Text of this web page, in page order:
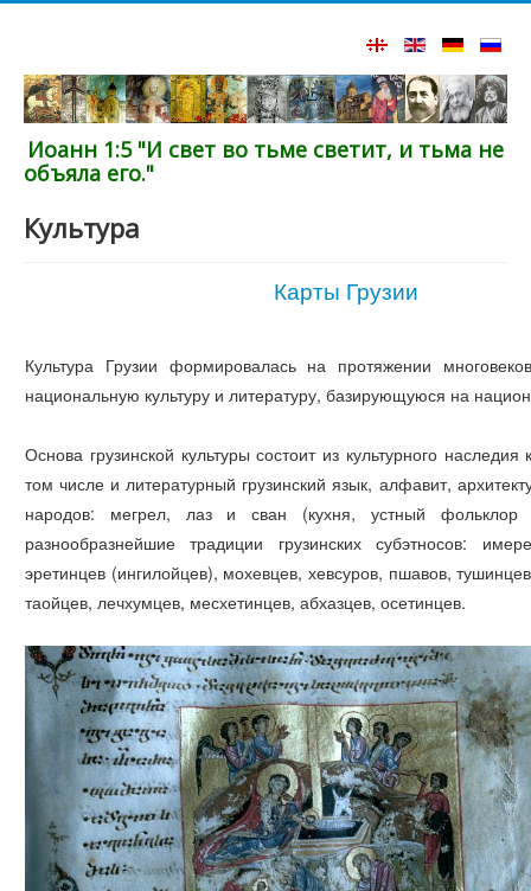
Иоанн 1:5 "И свет во тьме светит, и тьма не
объяла его."
Культура
Карты Грузии
Культура Грузии формировалась на протяжении
национальную культуру и литературу, базирующуюся на
Основа грузинской культуры состоит из культурного
том числе и литературный грузинский язык, алфавит,
народов: мегрел, лаз и сван (кухня, устный
разнообразнейшие традиции грузинских субэтносов:
эретинцев (ингилойцев), мохевцев, хевсуров, пшавов,
таойцев, лечхумцев, месхетинцев, абхазцев, осетинцев.